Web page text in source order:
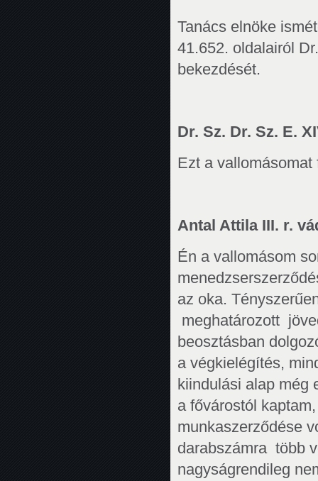
Tanács elnöke
41.652. oldalairól
bekezdését.
Dr. Sz. Dr. Sz. E.
Ezt a vallomásomat
Antal Attila III. r.
Én a vallomásom
az oka.
meghatározott
beosztásban
a végkielégítés,
kiindulási alap még
a fővárostól
munkaszerződése
darabszámra több
nagyságrendileg